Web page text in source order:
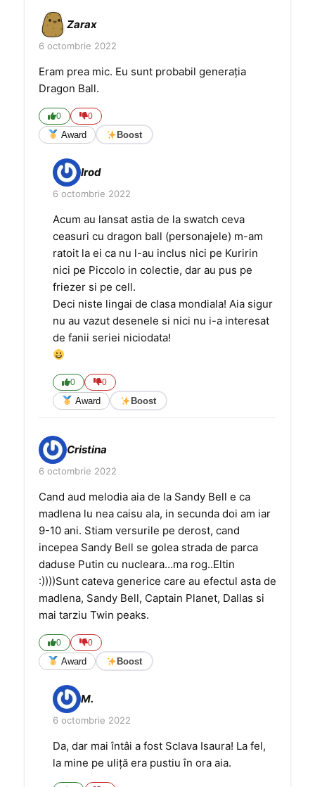
Zarax
6 octombrie 2022
Eram prea mic. Eu sunt probabil generația
Dragon Ball.
0 0
Award Boost
Irod
6 octombrie 2022
Acum au lansat astia de la swatch ceva
ceasuri cu dragon ball (personajele) m-am
ratoit la ei ca nu l-au inclus nici pe Kuririn
nici pe Piccolo in colectie, dar au pus pe
friezer si pe cell.
Deci niste lingai de clasa mondiala! Aia sigur
nu au vazut desenele si nici nu i-a interesat
de fanii seriei niciodata!
0 0
Award Boost
Cristina
6 octombrie 2022
Cand aud melodia aia de la Sandy Bell e ca
madlena lu nea caisu ala, in secunda doi am iar
9-10 ani. Stiam versurile pe derost, cand
incepea Sandy Bell se golea strada de parca
daduse Putin cu nucleara…ma rog..Eltin
:))))Sunt cateva generice care au efectul asta de
madlena, Sandy Bell, Captain Planet, Dallas si
mai tarziu Twin peaks.
0 0
Award Boost
M.
6 octombrie 2022
Da, dar mai întâi a fost Sclava Isaura! La fel,
la mine pe uliță era pustiu în ora aia.